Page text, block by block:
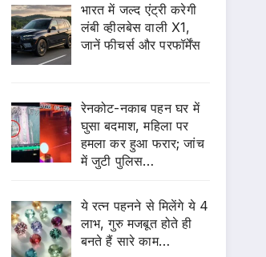
भारत में जल्द एंट्री करेगी
लंबी व्हीलबेस वाली X1,
जानें फीचर्स और परफॉर्मेंस
रेनकोट-नकाब पहन घर में
घुसा बदमाश, महिला पर
हमला कर हुआ फरार; जांच
में जुटी पुलिस…
ये रत्न पहनने से मिलेंगे ये 4
लाभ, गुरु मजबूत होते ही
बनते हैं सारे काम…